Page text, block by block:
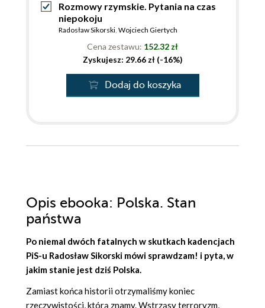
Rozmowy rzymskie. Pytania na czas
niepokoju
Radosław Sikorski, Wojciech Giertych
Cena zestawu: 152.32 zł
Zyskujesz: 29.66 zł (-16%)
Dodaj do koszyka
Opis ebooka: Polska. Stan
państwa
Po niemal dwóch fatalnych w skutkach kadencjach
PiS-u Radosław Sikorski mówi sprawdzam! i pyta, w
jakim stanie jest dziś Polska.
Zamiast końca historii otrzymaliśmy koniec
rzeczywistości, którą znamy. Wstrząsy terroryzm,